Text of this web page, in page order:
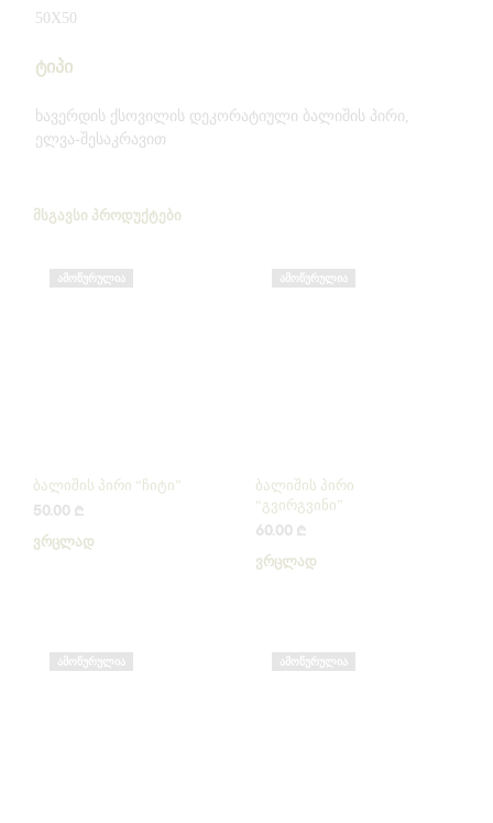
50X50
ტიპი
ხავერდის ქსოვილის დეკორატიული ბალიშის პირი,
ელვა-შესაკრავით
ᲛᲡᲒᲐᲕᲡᲘ ᲞᲠᲝᲓᲣᲥᲢᲔᲑᲘ
ᲐᲛᲝᲬᲣᲠᲣᲚᲘᲐ
ბალიშის პირი “ჩიტი”
50.00 ₾
ᲕᲠᲪᲚᲐᲓ
ᲐᲛᲝᲬᲣᲠᲣᲚᲘᲐ
ბალიშის პირი
“გვირგვინი”
60.00 ₾
ᲕᲠᲪᲚᲐᲓ
ᲐᲛᲝᲬᲣᲠᲣᲚᲘᲐ ᲐᲛᲝᲬᲣᲠᲣᲚᲘᲐ